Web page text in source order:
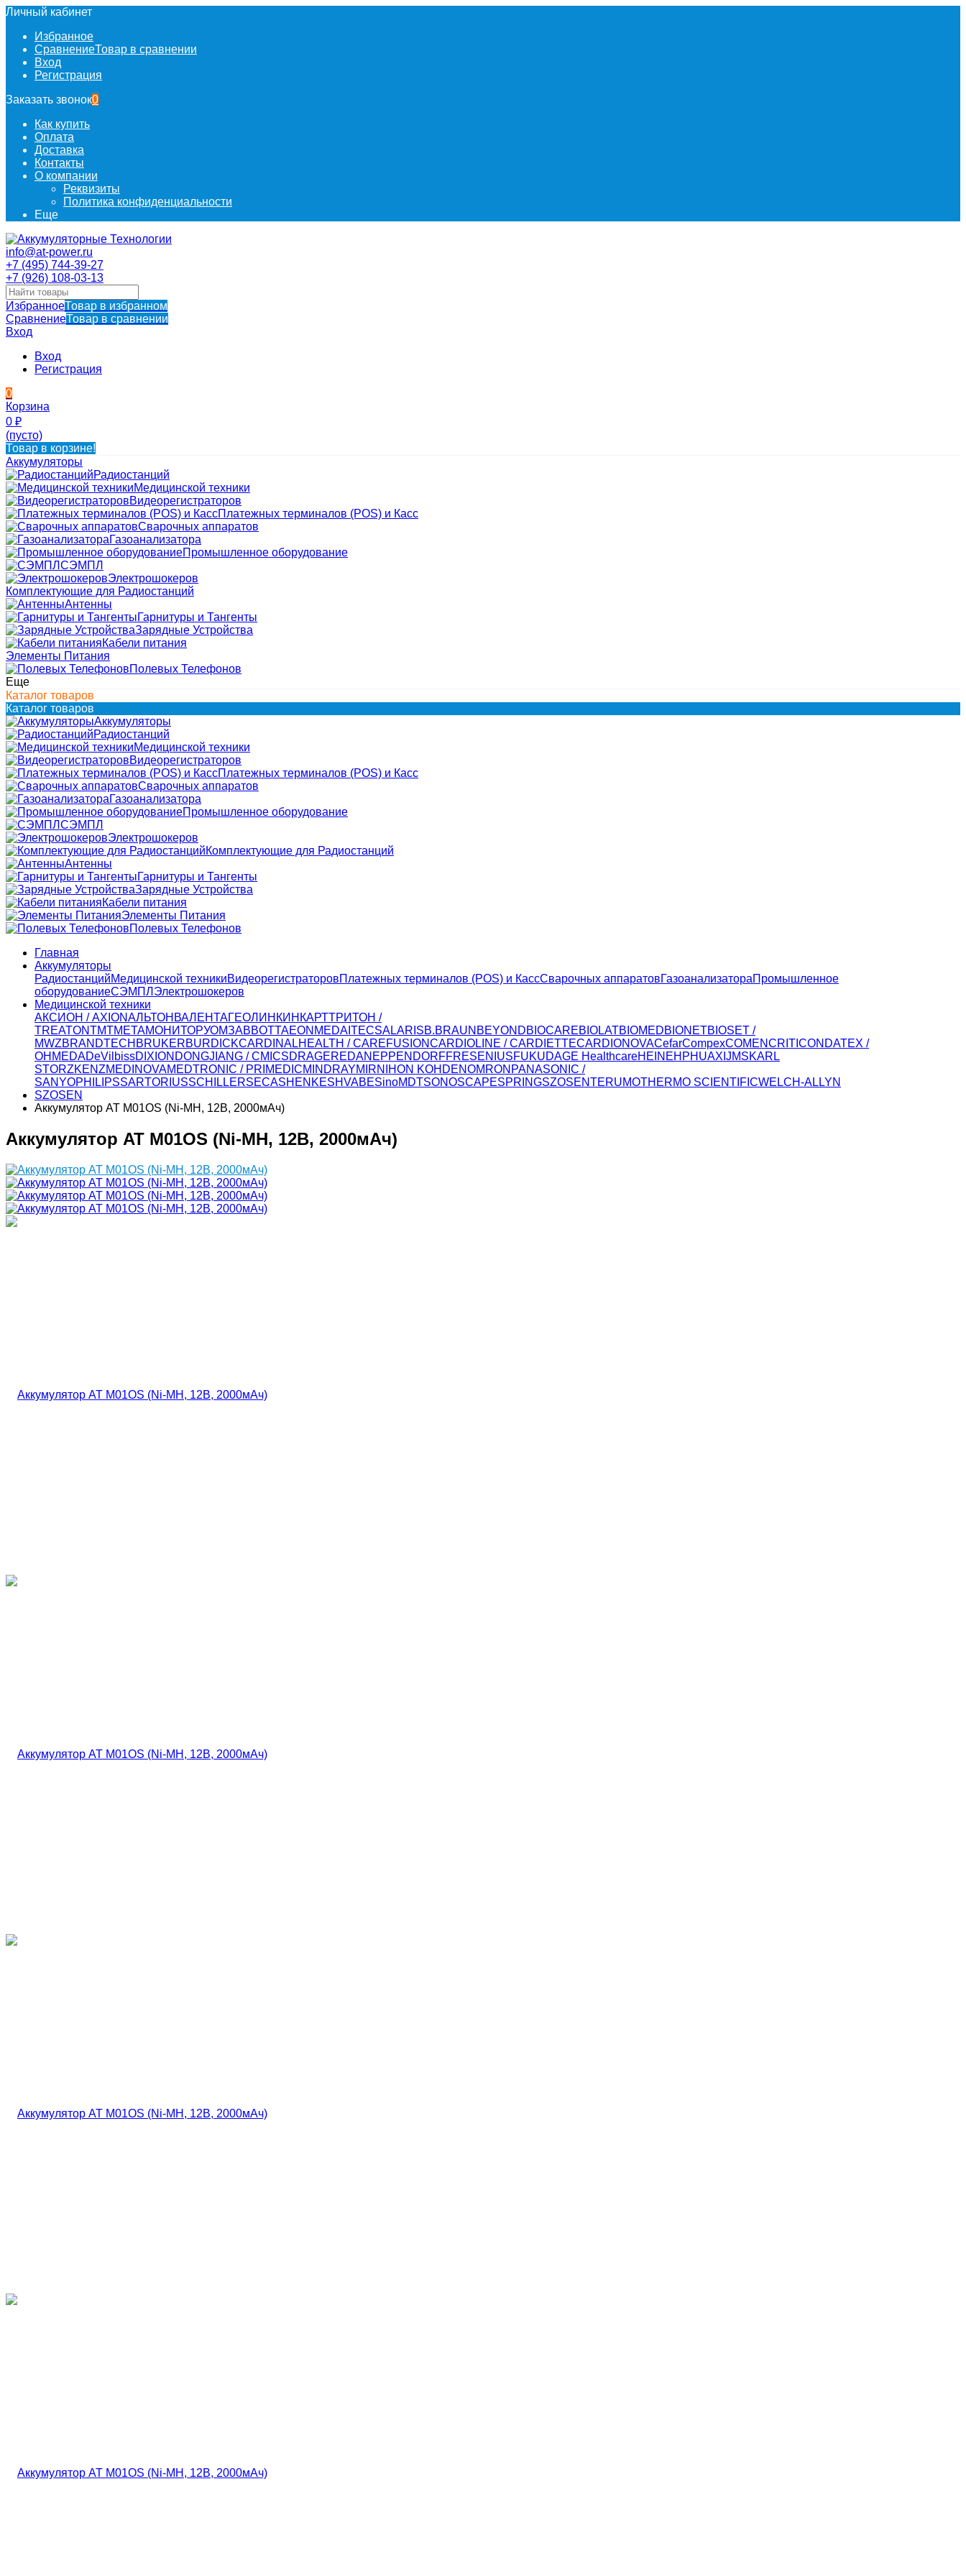
Личный кабинет
Избранное
СравнениеТовар в сравнении
Вход
Регистрация
Заказать звонок0
Как купить
Оплата
Доставка
Контакты
О компании
Реквизиты
Политика конфиденциальности
Еще
info@at-power.ru
+7 (495) 744-39-27
+7 (926) 108-03-13
ИзбранноеТовар в избранном
СравнениеТовар в сравнении
Вход
Вход
Регистрация
0
Корзина
0 ₽
(пусто)
Товар в корзине!
Аккумуляторы
Радиостанций
Медицинской техники
Видеорегистраторов
Платежных терминалов (POS) и Касс
Сварочных аппаратов
Газоанализатора
Промышленное оборудование
СЭМПЛ
Электрошокеров
Комплектующие для Радиостанций
Антенны
Гарнитуры и Тангенты
Зарядные Устройства
Кабели питания
Элементы Питания
Полевых Телефонов
Еще
Каталог товаров
Каталог товаров
Аккумуляторы
Радиостанций
Медицинской техники
Видеорегистраторов
Платежных терминалов (POS) и Касс
Сварочных аппаратов
Газоанализатора
Промышленное оборудование
СЭМПЛ
Электрошокеров
Комплектующие для Радиостанций
Антенны
Гарнитуры и Тангенты
Зарядные Устройства
Кабели питания
Элементы Питания
Полевых Телефонов
Главная
Аккумуляторы
РадиостанцийМедицинской техникиВидеорегистраторовПлатежных терминалов (POS) и КассСварочных аппаратовГазоанализатораПромышленное
оборудованиеСЭМПЛ Электрошокеров
Медицинской техники
АКСИОН / AXIONАЛЬТОН ВАЛЕНТАГЕОЛИНКИНКАРТТРИТОН /
TREATONТМТМЕТАМОНИТОРУОМЗABBOTTAEONMEDAITECSALARISB.BRAUN BEYONDBIOCAREBIOLATBIOMEDBIONETBIOSET /
MWZBRANDTECH BRUKERBURDICKCARDINALHEALTH / CAREFUSIONCARDIOLINE / CARDIETTECARDIONOVACefarCompexCOMENCRITICON DATEX /
OHMEDADeVilbissDIXION DONGJIANG / CMICSDRAGEREDAN EPPENDORFFRESENIUSFUKUDAGE HealthcareHEINEHPHUAXI JMSKARL
STORZKENZMEDINOVAMEDTRONIC / PRIMEDICMINDRAYMIRNIHON KOHDENOMRON PANASONIC /
SANYOPHILIPSSARTORIUSSCHILLERSECASHENKESHVABESinoMDTSONOSCAPESPRINGSZOSENTERUMOTHERMO SCIENTIFICWELCH-ALLYN
SZOSEN
Аккумулятор AT M01OS (Ni-MH, 12В, 2000мАч)
Аккумулятор AT M01OS (Ni-MH, 12В, 2000мАч)